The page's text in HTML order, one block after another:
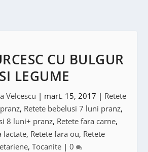
CU BULGUR
SI LEGUME
Velcescu | mart. 15, 2017 | Retete
, Retete bebelusi 7 luni pranz,
8 luni+ pranz, Retete fara carne,
lactate, Retete fara ou, Retete
, Tocanite| 0